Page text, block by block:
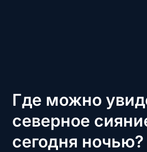
Где можно
северное
сегодня ночью?